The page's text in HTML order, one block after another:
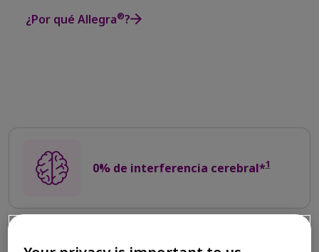
¿Por qué Allegra®?
0% de interferencia cerebral*1